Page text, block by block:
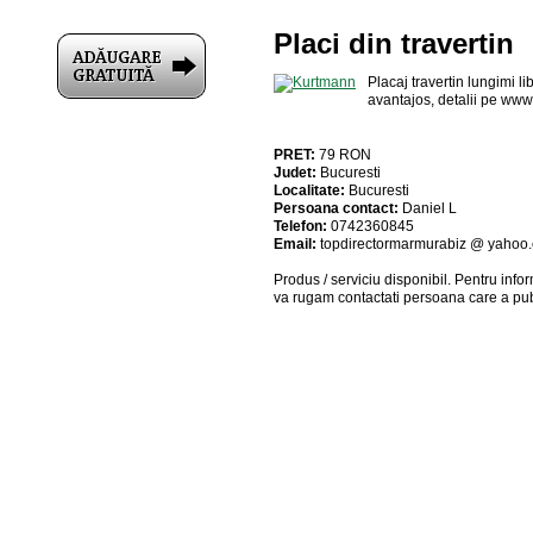
Placi din travertin
Placaj travertin lungimi
avantajos, detalii pe
PRET: 79 RON
Judet: Bucuresti
Localitate: Bucuresti
Persoana contact: Daniel L
Telefon: 0742360845
Email: topdirectormarmurabiz @
Produs / serviciu disponibil . Pentru
va rugam contactati persoana care a